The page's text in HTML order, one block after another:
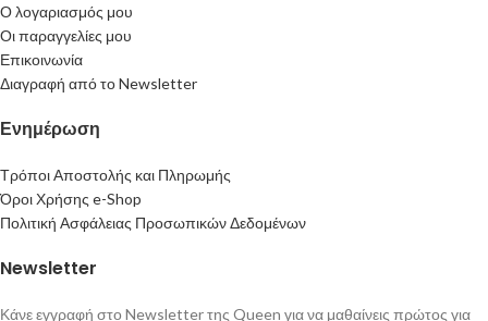
Ο λογαριασμός μου
Οι παραγγελίες μου
Επικοινωνία
Διαγραφή από το Newsletter
Ενημέρωση
Τρόποι Αποστολής και Πληρωμής
Όροι Χρήσης e-Shop
Πολιτική Ασφάλειας Προσωπικών Δεδομένων
Newsletter
Κάνε εγγραφή στο Newsletter της Queen για να μαθαίνεις πρώτος για